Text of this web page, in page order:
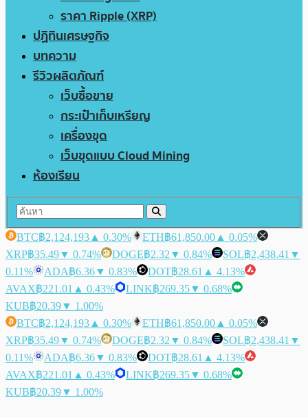
ราคา Ripple (XRP)
ปฏิทินเศรษฐกิจ
บทความ
รีวิวผลิตภัณฑ์
เว็บซื้อขาย
กระเป๋าเก็บเหรียญ
เครื่องขุด
เว็บขุดแบบ Cloud Mining
ห้องเรียน
BTC฿2,124,193 ▲ 0.30% ETH฿61,850.00 ▲ 0.05%
XRP฿35.49▼ 0.74% DOGE฿2.32 ▼ 0.84% SOL฿2,438.41 ▼
0.11%
ADA฿6.36▼ 0.83% DOT฿28.61 ▲ 4.13%
AVAX฿221.01 ▲ 0.43% LINK฿269.35▼ 0.68%
KUB฿20.39▼ 1.00%
BTC฿2,124,193 ▲ 0.30% ETH฿61,850.00 ▲ 0.05%
XRP฿35.49▼ 0.74% DOGE฿2.32 ▼ 0.84% SOL฿2,438.41 ▼
0.11%
ADA฿6.36▼ 0.83% DOT฿28.61 ▲ 4.13%
AVAX฿221.01 ▲ 0.43% LINK฿269.35▼ 0.68%
KUB฿20.39▼ 1.00%